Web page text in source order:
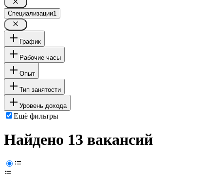
Специализации1
График
Рабочие часы
Опыт
Тип занятости
Уровень дохода
Ещё фильтры
Найдено 13 вакансий